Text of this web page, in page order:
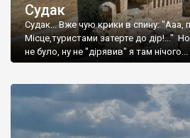
Судак
Судак... Вже чую крики в спину: "Ааа,
Місце,туристами затерте до дір!..."
не було, ну не "дірявив" я там